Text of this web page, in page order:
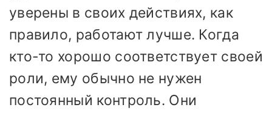
уверены в своих действиях, как
правило, работают лучше. Когда
кто-то хорошо соответствует своей
роли, ему обычно не нужен
постоянный контроль. Они